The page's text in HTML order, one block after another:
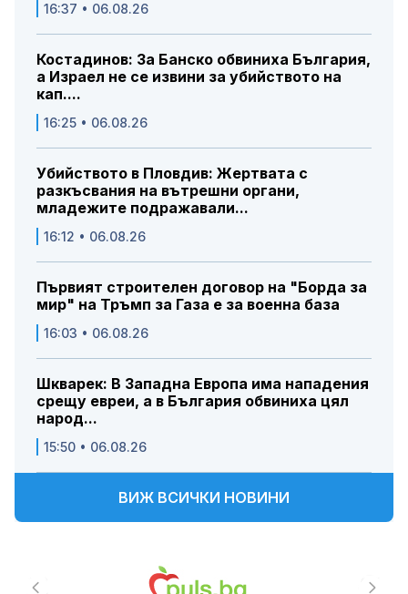
16:37 • 06.08.26
Костадинов: За Банско обвиниха България,
а Израел не се извини за убийството на
кап....
16:25 • 06.08.26
Убийството в Пловдив: Жертвата с
разкъсвания на вътрешни органи,
младежите подражавали...
16:12 • 06.08.26
Първият строителен договор на "Борда за
мир" на Тръмп за Газа е за военна база
16:03 • 06.08.26
Шкварек: В Западна Европа има нападения
срещу евреи, а в България обвиниха цял
народ...
15:50 • 06.08.26
ВИЖ ВСИЧКИ НОВИНИ